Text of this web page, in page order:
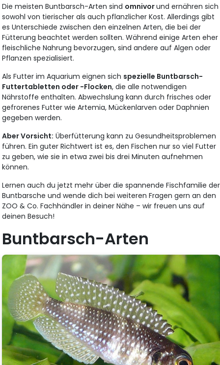
Die meisten Buntbarsch-Arten sind omnivorund ernähren sich
sowohl von tierischer als auch pflanzlicher Kost. Allerdings gibt
es Unterschiede zwischen den einzelnen Arten, die bei der
Fütterung beachtet werden sollten. Während einige Arten eher
fleischliche Nahrung bevorzugen, sind andere auf Algen oder
Pflanzen spezialisiert.
Als Futter im Aquarium eignen sich spezielle Buntbarsch-
Futtertabletten oder -Flocken, die alle notwendigen
Nährstoffe enthalten. Abwechslung kann durch frisches oder
gefrorenes Futter wie Artemia, Mückenlarven oder Daphnien
gegeben werden.
Aber Vorsicht: Überfütterung kann zu Gesundheitsproblemen
führen. Ein guter Richtwert ist es, den Fischen nur so viel Futter
zu geben, wie sie in etwa zwei bis drei Minuten aufnehmen
können.
Lernen auch du jetzt mehr über die spannende Fischfamilie der
Buntbarsche und wende dich bei weiteren Fragen gern an den
ZOO & Co. Fachhändler in deiner Nähe – wir freuen uns auf
deinen Besuch!
Buntbarsch-Arten